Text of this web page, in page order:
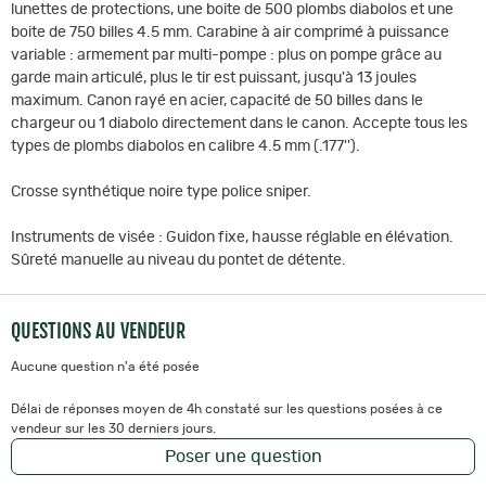
lunettes de protections, une boite de 500 plombs diabolos et une
boite de 750 billes 4.5 mm. Carabine à air comprimé à puissance
variable : armement par multi-pompe : plus on pompe grâce au
garde main articulé, plus le tir est puissant, jusqu'à 13 joules
maximum. Canon rayé en acier, capacité de 50 billes dans le
chargeur ou 1 diabolo directement dans le canon. Accepte tous les
types de plombs diabolos en calibre 4.5 mm (.177'').
Crosse synthétique noire type police sniper.
Instruments de visée : Guidon fixe, hausse réglable en élévation.
Sûreté manuelle au niveau du pontet de détente.
QUESTIONS AU VENDEUR
Aucune question n'a été posée
Délai de réponses moyen de 4h constaté sur les questions posées à ce
vendeur sur les 30 derniers jours.
Poser une question